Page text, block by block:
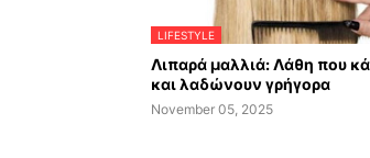
LIFESTYLE
Λιπαρά μαλλιά: Λάθη που
και λαδώνουν γρήγορα
November 05, 2025